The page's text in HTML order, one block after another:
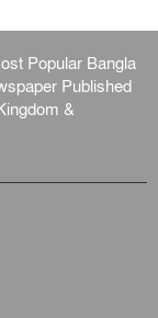
Popular Bangla
Published
&